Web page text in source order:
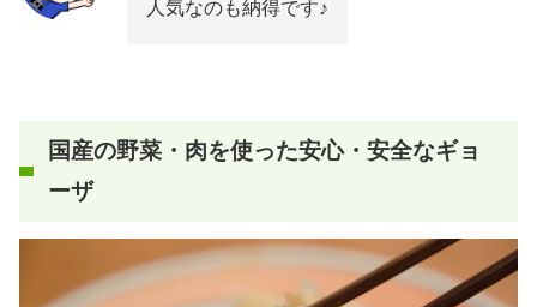
人気なのも納得です♪
国産の野菜・肉を使った安心・安全なギョ
ーザ